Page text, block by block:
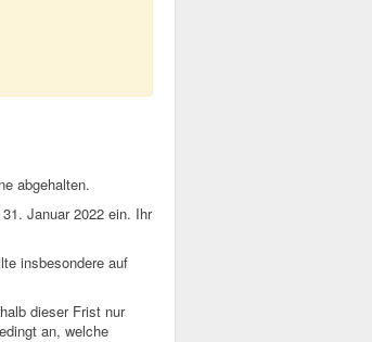
abgehalten.
Januar 2022 ein. Ihr
insbesondere auf
dieser Frist nur
an, welche